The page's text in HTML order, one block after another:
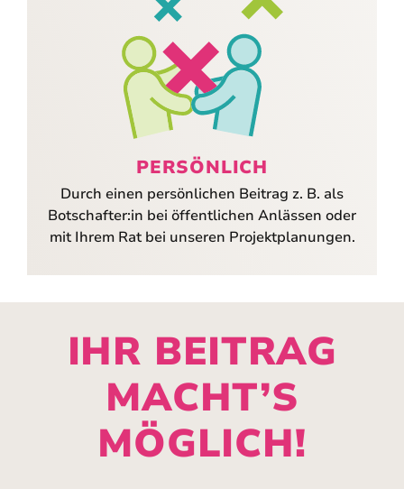
PERSÖNLICH
Durch einen persönlichen Beitrag z. B. als
Botschafter:in bei öffentlichen Anlässen oder
mit Ihrem Rat bei unseren Projektplanungen.
IHR BEITRAG
MACHT’S
MÖGLICH!